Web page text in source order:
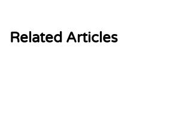
Related Articles